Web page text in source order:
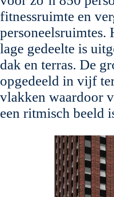
fitnessruimte en
personeelsruimtes.
lage gedeelte is
dak en terras. De
opgedeeld in vijf
vlakken waardoor
een ritmisch beeld